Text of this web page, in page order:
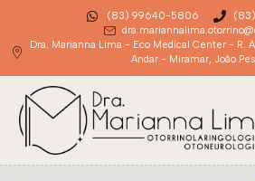
(83) 99640-5806
Dra. Marianna Lima - Eco Medical Center - R.
Andar - Miramar, João